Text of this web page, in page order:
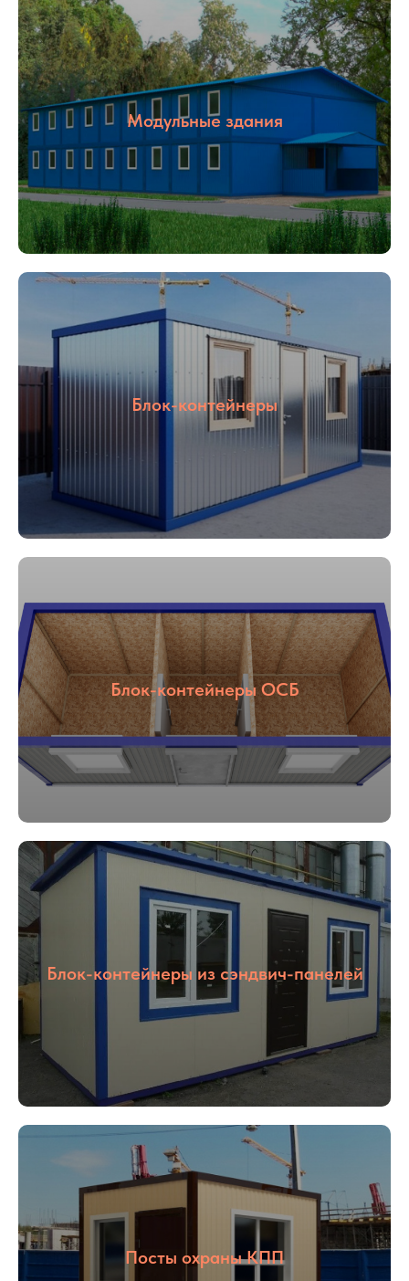
Модульные здания
Блок-контейнеры
Блок-контейнеры ОСБ
Блок-контейнеры из сэндвич-панелей
Посты охраны КПП